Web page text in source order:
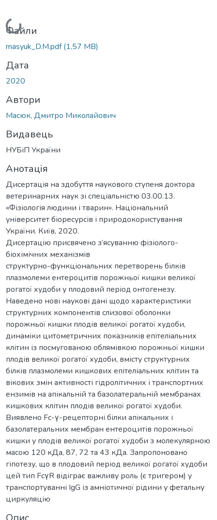
Вантажиться...
Файли
masyuk_D.M.pdf(1,57 MB)
Дата
2020
Автори
Масюк, Дмитро Миколайович
Видавець
НУБіП України
Анотація
Дисертація на здобуття наукового ступеня доктора
ветеринарних наук зі спеціальністю 03.00.13.
«Фізіологія людини і тварин». Національний
університет біоресурсів і природокористування
України. Київ, 2020.
Дисертацію присвячено з’ясуванню фізіолого-
біохімічних механізмів
структурно-функціональних перетворень білків
плазмолеми ентероцитів порожньої кишки великої
рогатої худоби у плодовий період онтогенезу.
Наведено нові наукові дані щодо характеристики
структурних компонентів слизової оболонки
порожньої кишки плодів великої рогатої худоби,
динаміки цитометричних показників епітеліальних
клітин із посмугованою облямівкою порожньої кишки
плодів великої рогатої худоби, вмісту структурних
білків плазмолеми кишкових епітеліальних клітин та
вікових змін активності гідролітичних і транспортних
ензимів на апікальній та базолатеральній мембранах
кишкових клітин плодів великої рогатої худоби.
Виявлено Fc-γ-рецепторні білки апікальних і
базолатеральних мембран ентероцитів порожньої
кишки у плодів великої рогатої худоби з молекулярною
масою 120 кДа, 87, 72 та 43 кДа. Запропоновано
гіпотезу, що в плодовий період великої рогатої худоби
цей тип FcγR відіграє важливу роль (є тригером) у
транспортуванні IgG із амніотичної рідини у фетальну
циркуляцію